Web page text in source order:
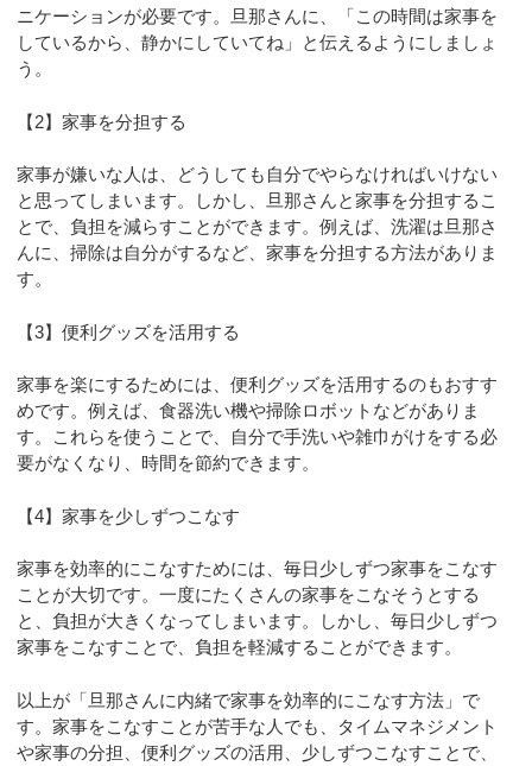
ニケーションが必要です。旦那さんに、「この時間は家事を
しているから、静かにしていてね」と伝えるようにしましょ
う。
【2】家事を分担する
家事が嫌いな人は、どうしても自分でやらなければいけない
と思ってしまいます。しかし、旦那さんと家事を分担するこ
とで、負担を減らすことができます。例えば、洗濯は旦那さ
んに、掃除は自分がするなど、家事を分担する方法がありま
す。
【3】便利グッズを活用する
家事を楽にするためには、便利グッズを活用するのもおすす
めです。例えば、食器洗い機や掃除ロボットなどがありま
す。これらを使うことで、自分で手洗いや雑巾がけをする必
要がなくなり、時間を節約できます。
【4】家事を少しずつこなす
家事を効率的にこなすためには、毎日少しずつ家事をこなす
ことが大切です。一度にたくさんの家事をこなそうとする
と、負担が大きくなってしまいます。しかし、毎日少しずつ
家事をこなすことで、負担を軽減することができます。
以上が「旦那さんに内緒で家事を効率的にこなす方法」で
す。家事をこなすことが苦手な人でも、タイムマネジメント
や家事の分担、便利グッズの活用、少しずつこなすことで、